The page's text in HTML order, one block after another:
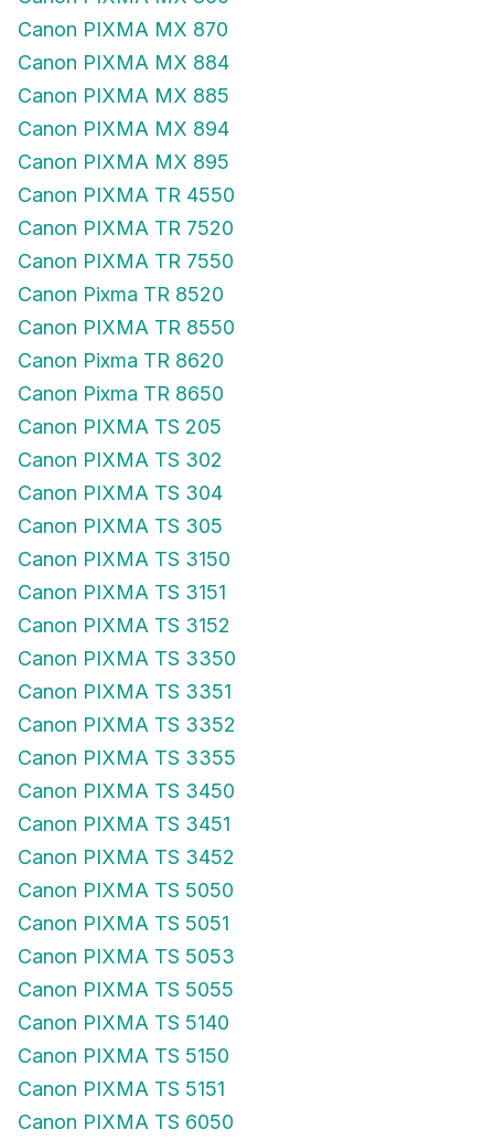
Canon PIXMA MX 870
Canon PIXMA MX 884
Canon PIXMA MX 885
Canon PIXMA MX 894
Canon PIXMA MX 895
Canon PIXMA TR 4550
Canon PIXMA TR 7520
Canon PIXMA TR 7550
Canon Pixma TR 8520
Canon PIXMA TR 8550
Canon Pixma TR 8620
Canon Pixma TR 8650
Canon PIXMA TS 205
Canon PIXMA TS 302
Canon PIXMA TS 304
Canon PIXMA TS 305
Canon PIXMA TS 3150
Canon PIXMA TS 3151
Canon PIXMA TS 3152
Canon PIXMA TS 3350
Canon PIXMA TS 3351
Canon PIXMA TS 3352
Canon PIXMA TS 3355
Canon PIXMA TS 3450
Canon PIXMA TS 3451
Canon PIXMA TS 3452
Canon PIXMA TS 5050
Canon PIXMA TS 5051
Canon PIXMA TS 5053
Canon PIXMA TS 5055
Canon PIXMA TS 5140
Canon PIXMA TS 5150
Canon PIXMA TS 5151
Canon PIXMA TS 6050